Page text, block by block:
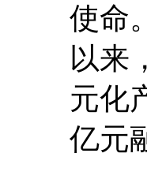
使命
以来
元化
亿元